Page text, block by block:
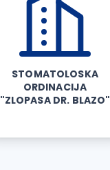
STOMATOLOSKA
ORDINACIJA
"ZLOPASA DR. BLAZO"